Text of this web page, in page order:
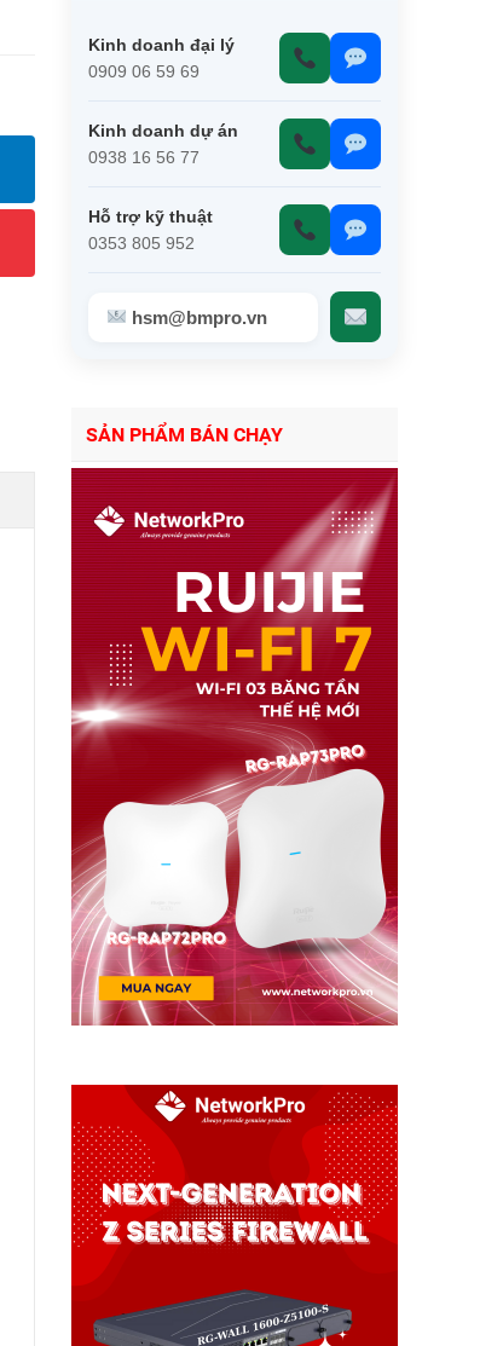
Kinh doanh đại lý
0909 06 59 69
Kinh doanh dự án
0938 16 56 77
Hỗ trợ kỹ thuật
0353 805 952
hsm@bmpro.vn
SẢN PHẨM BÁN CHẠY